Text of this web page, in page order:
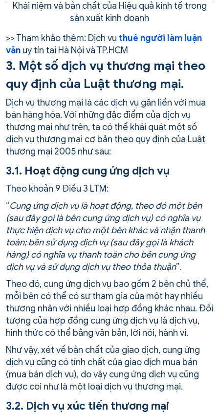
Khái niệm và bản chất của Hiệu quả kinh tế trong
sản xuất kinh doanh
>> Tham khảo thêm: Dịch vụ thuê người làm luận
văn uy tín tại Hà Nội và TP.HCM
3. Một số dịch vụ thương mại theo
quy định của Luật thương mại.
Dịch vụ thương mại là các dịch vụ gắn liền với mua
bán hàng hóa. Với những đặc điểm của dịch vụ
thương mại như trên, ta có thể khái quát một số
dịch vụ thương mại cơ bản theo quy định của Luật
thương mại 2005 như sau:
3.1. Hoạt động cung ứng dịch vụ
Theo khoản 9 Điều 3 LTM:
“Cung ứng dịch vụ là hoạt động, theo đó một bên
(sau đây gọi là bên cung ứng dịch vụ) có nghĩa vụ
thực hiện dịch vụ cho một bên khác và nhận thanh
toán; bên sử dụng dịch vụ (sau đây gọi là khách
hàng) có nghĩa vụ thanh toán cho bên cung ứng
dịch vụ và sử dụng dịch vụ theo thỏa thuận”.
Theo đó, cung ứng dịch vụ bao gồm 2 bên chủ thể,
mỗi bên có thể có sự tham gia của một hay nhiều
thương nhân với nhiều loại hợp đồng khác nhau. Đối
tượng của hợp đồng cung ứng dịch vụ là dịch vụ,
hình thức có thể bằng văn bản, lời nói, hành vi.
Như vậy, xét về bản chất của giao dịch, cung ứng
dịch vụ cũng có tính chất của giao dịch mua bán
(mua bán dịch vụ), do vậy cung ứng dịch vụ cũng
được coi như là một loại dịch vụ thương mại.
3.2. Dịch vụ xúc tiến thương mại